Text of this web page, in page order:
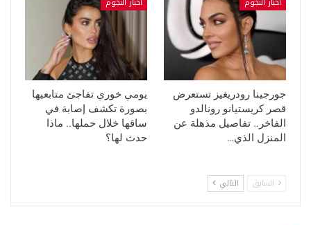
جورجينا رودريغيز تستعرض
قصر كريستيانو رونالدو
الفاخر.. تفاصيل مذهلة عن
المنزل الذي…
يومي خوري تفاجئ متابعيها
بصورة تكشف إصابة في
ساقها خلال حملها.. ماذا
حدث لها؟
السابق التالي